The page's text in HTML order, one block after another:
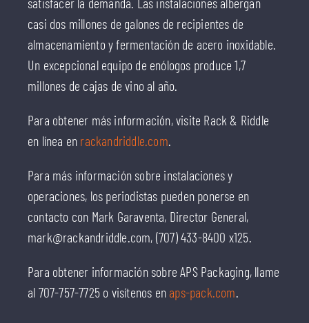
casi dos millones de galones de recipientes de
almacenamiento y fermentación de acero inoxidable.
Un excepcional equipo de enólogos produce 1,7
millones de cajas de vino al año.
Para obtener más información, visite Rack & Riddle
en línea en rackandriddle.com
Para más información sobre instalaciones y
operaciones, los periodistas pueden ponerse en
contacto con Mark Garaventa, Director General,
mark@rackandriddle.com, (707) 433-8400 x125.
Para obtener información sobre APS Packaging, llame
al 707-757-7725 o visítenos en aps-pack.com